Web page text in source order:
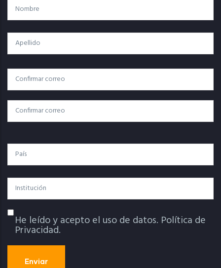
Nombre
Apellido
Correo
Electrónico
Correo Electrónico
Confirmar Correo
País
Institución
Política De Privacidad
He leído y acepto el uso de datos. Política de
Privacidad.